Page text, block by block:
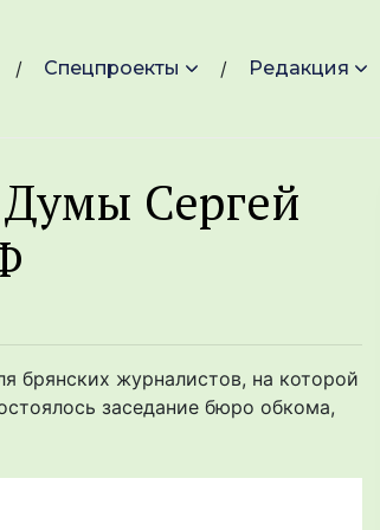
Спецпроекты Редакция
Сергей
брянских журналистов, на которой
заседание бюро обкома,